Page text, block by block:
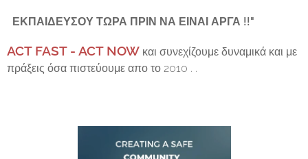
ΕΚΠΑΙΔΕΥΣΟΥ ΤΩΡΑ ΠΡΙΝ ΝΑ ΕΙΝΑΙ ΑΡΓΑ !!"
ACT FAST - ACT NOW και συνεχίζουμε δυναμικά και με
πράξεις όσα πιστεύουμε απο το 2010 . .